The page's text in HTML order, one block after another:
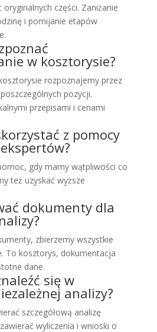
części. Zaniżanie
i pomijanie etapów
w kosztorysie?
rozpoznajemy przez
pozycji.
przepisami i cenami
z pomocy
gdy mamy wątpliwości co
też uzyskać wyższe
dokumenty dla
zbierzemy wszystkie
To kosztorys, dokumentacja
dane.
się w
analizy?
szczegółową analizę
wyliczenia i wnioski o